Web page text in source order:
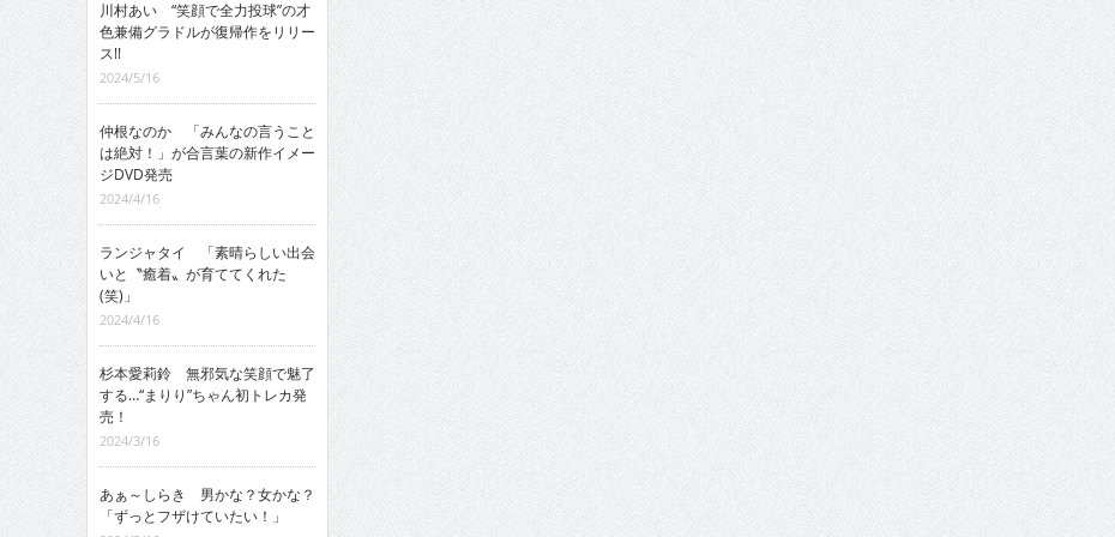
川村あい “笑顔で全力投球”の才
色兼備グラドルが復帰作をリリー
ス!!
2024/5/16
仲根なのか 「みんなの言うこと
は絶対！」が合言葉の新作イメー
ジDVD発売
2024/4/16
ランジャタイ 「素晴らしい出会
いと〝癒着〟が育ててくれた
(笑)」
2024/4/16
杉本愛莉鈴 無邪気な笑顔で魅了
する…“まりり”ちゃん初トレカ発
売！
2024/3/16
あぁ～しらき 男かな？女かな？
「ずっとフザけていたい！」